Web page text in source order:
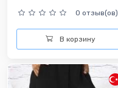
0 отзыв(ов)
В корзину